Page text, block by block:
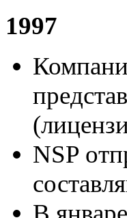
1997
NSP